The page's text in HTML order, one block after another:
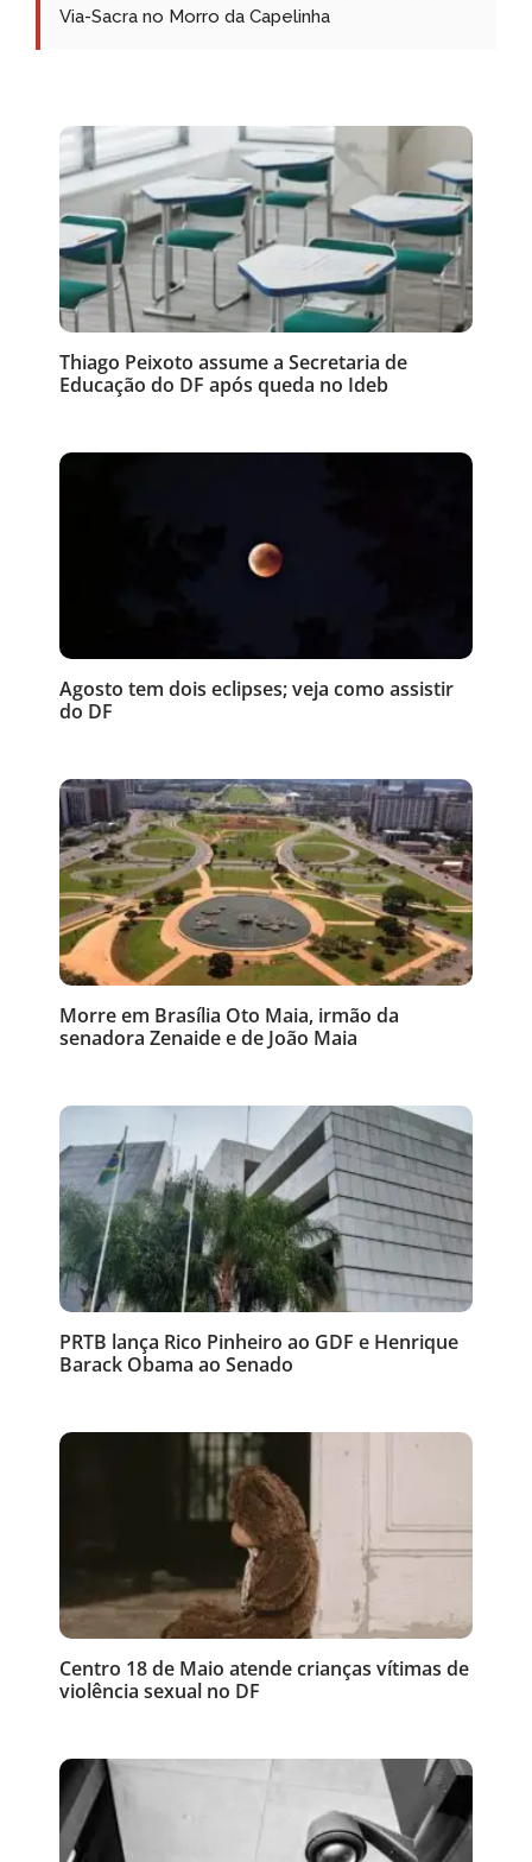
Via-Sacra no Morro da Capelinha
Thiago Peixoto assume a Secretaria de
Educação do DF após queda no Ideb
Agosto tem dois eclipses; veja como assistir
do DF
Morre em Brasília Oto Maia, irmão da
senadora Zenaide e de João Maia
PRTB lança Rico Pinheiro ao GDF e Henrique
Barack Obama ao Senado
Centro 18 de Maio atende crianças vítimas de
violência sexual no DF